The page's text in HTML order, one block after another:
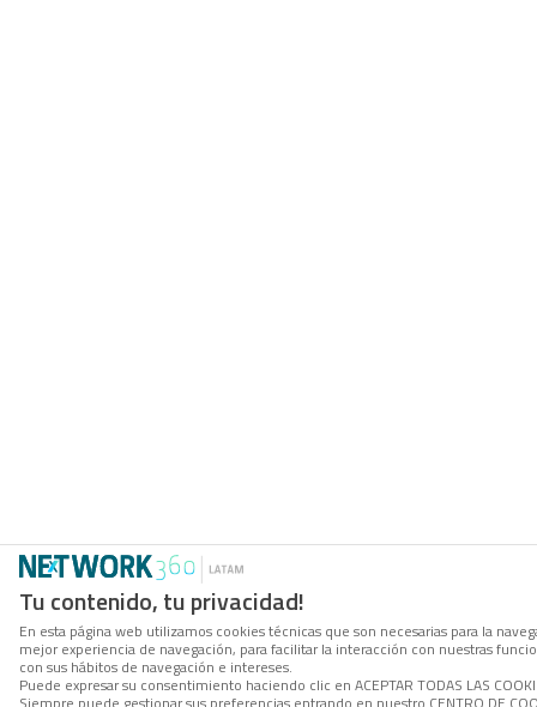
Tu contenido, tu privacidad!
En esta página web utilizamos cookies técnicas que son necesarias para la
mejor experiencia de navegación, para facilitar la interacción con nuestras
con sus hábitos de navegación e intereses.
Puede expresar su consentimiento haciendo clic en ACEPTAR TODAS LAS